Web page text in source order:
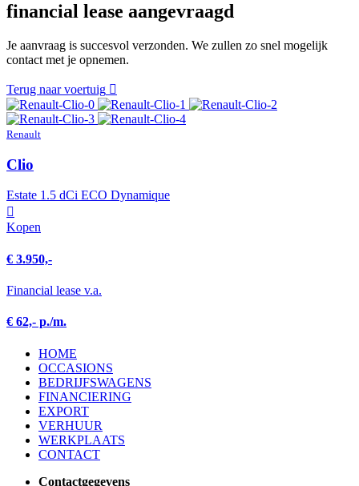
financial lease aangevraagd
Je aanvraag is succesvol verzonden. We zullen zo snel mogelijk
contact met je opnemen.
Terug naar voertuig
Renault
Clio
Estate 1.5 dCi ECO Dynamique
Kopen
€ 3.950,-
Financial lease v.a.
€ 62,- p./m.
HOME
OCCASIONS
BEDRIJFSWAGENS
FINANCIERING
EXPORT
VERHUUR
WERKPLAATS
CONTACT
Contactgegevens